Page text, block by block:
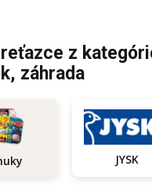
z
záhrada
JYSK